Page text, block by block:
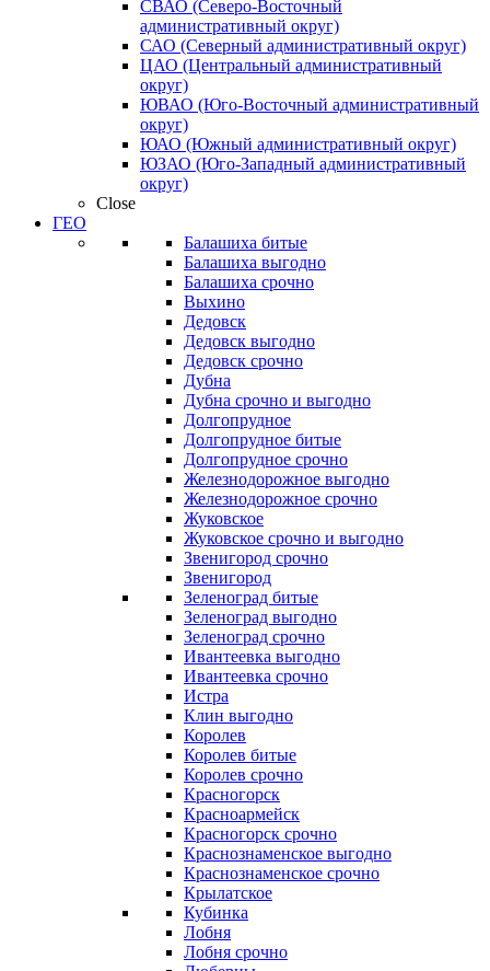
СВАО (Северо-Восточный
административный округ)
САО (Северный административный округ)
ЦАО (Центральный административный
округ)
ЮВАО (Юго-Восточный административный
округ)
ЮАО (Южный административный округ)
ЮЗАО (Юго-Западный административный
округ)
Close
ГЕО
Балашиха битые
Балашиха выгодно
Балашиха срочно
Выхино
Дедовск
Дедовск выгодно
Дедовск срочно
Дубна
Дубна срочно и выгодно
Долгопрудное
Долгопрудное битые
Долгопрудное срочно
Железнодорожное выгодно
Железнодорожное срочно
Жуковское
Жуковское срочно и выгодно
Звенигород срочно
Звенигород
Зеленоград битые
Зеленоград выгодно
Зеленоград срочно
Ивантеевка выгодно
Ивантеевка срочно
Истра
Клин выгодно
Королев
Королев битые
Королев срочно
Красногорск
Красноармейск
Красногорск срочно
Краснознаменское выгодно
Краснознаменское срочно
Крылатское
Кубинка
Лобня
Лобня срочно